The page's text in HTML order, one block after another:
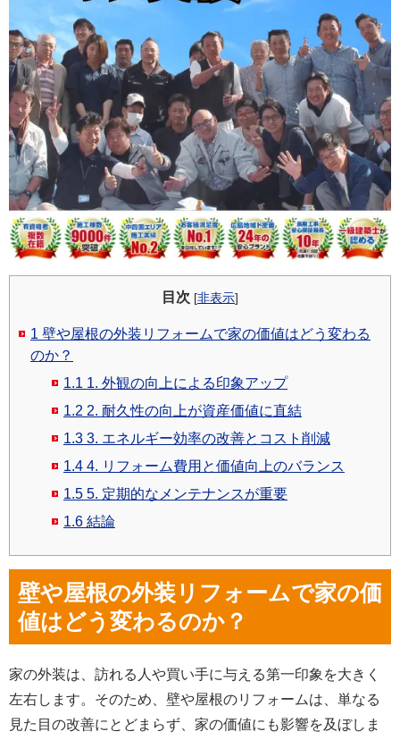
目次 [非表示]
1 壁や屋根の外装リフォームで家の価値はどう変わる
のか？
1.1 1. 外観の向上による印象アップ
1.2 2. 耐久性の向上が資産価値に直結
1.3 3. エネルギー効率の改善とコスト削減
1.4 4. リフォーム費用と価値向上のバランス
1.5 5. 定期的なメンテナンスが重要
1.6 結論
壁や屋根の外装リフォームで家の価
値はどう変わるのか？
家の外装は、訪れる人や買い手に与える第一印象を大きく
左右します。そのため、壁や屋根のリフォームは、単なる
見た目の改善にとどまらず、家の価値にも影響を及ぼしま